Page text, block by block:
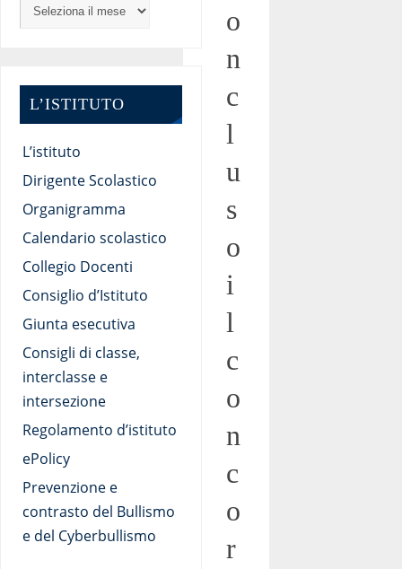
o
n
c
l
u
s
o
i
l
c
o
n
c
o
r
L’ISTITUTO
L’istituto
Dirigente Scolastico
Organigramma
Calendario scolastico
Collegio Docenti
Consiglio d’Istituto
Giunta esecutiva
Consigli di classe,
interclasse e
intersezione
Regolamento d’istituto
ePolicy
Prevenzione e
contrasto del Bullismo
e del Cyberbullismo